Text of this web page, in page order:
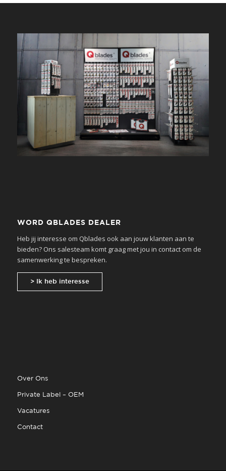
WORD QBLADES DEALER
Heb jij interesse om Qblades ook aan jouw klanten aan te
bieden? Ons salesteam komt graag met jou in contact om de
samenwerking te bespreken.
> Ik heb interesse
Over Ons
Private Label – OEM
Vacatures
Contact